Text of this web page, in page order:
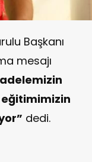
Başkanı
mesajı
dedi.